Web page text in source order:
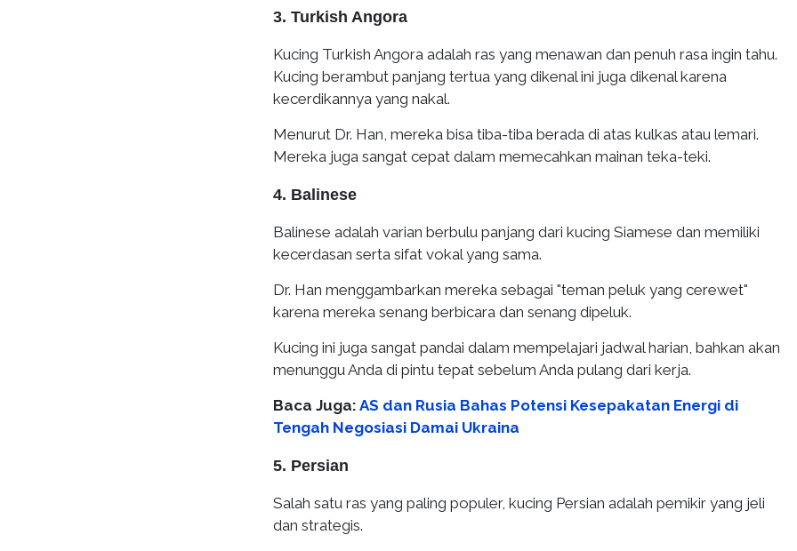
3. Turkish Angora
Kucing Turkish Angora adalah ras yang menawan dan penuh rasa ingin tahu.
Kucing berambut panjang tertua yang dikenal ini juga dikenal karena
kecerdikannya yang nakal.
Menurut Dr. Han, mereka bisa tiba-tiba berada di atas kulkas atau lemari.
Mereka juga sangat cepat dalam memecahkan mainan teka-teki.
4. Balinese
Balinese adalah varian berbulu panjang dari kucing Siamese dan memiliki
kecerdasan serta sifat vokal yang sama.
Dr. Han menggambarkan mereka sebagai "teman peluk yang cerewet"
karena mereka senang berbicara dan senang dipeluk.
Kucing ini juga sangat pandai dalam mempelajari jadwal harian, bahkan akan
menunggu Anda di pintu tepat sebelum Anda pulang dari kerja.
Baca Juga: AS dan Rusia Bahas Potensi Kesepakatan Energi di
Tengah Negosiasi Damai Ukraina
5. Persian
Salah satu ras yang paling populer, kucing Persian adalah pemikir yang jeli
dan strategis.